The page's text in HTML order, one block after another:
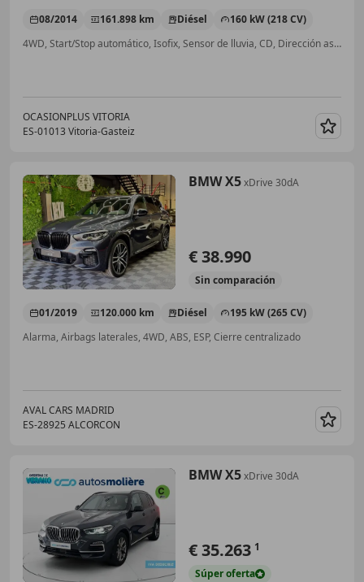
08/2014 161.898 km Diésel
160 kW (218 CV)
4WD, Start/Stop automático, Isofix, Sensor de lluvia, CD, Dirección asistida, Faros antiniebla, ESP
OCASIONPLUS VITORIA
ES-01013 Vitoria-Gasteiz
BMW X5xDrive 30dA
€ 38.990
Sin comparación
01/2019 120.000 km Diésel
195 kW (265 CV)
Alarma, Airbags laterales, 4WD, ABS, ESP, Cierre centralizado
AVAL CARS MADRID
ES-28925 ALCORCON
BMW X5xDrive 30dA
€ 35.263 1
Súperoferta